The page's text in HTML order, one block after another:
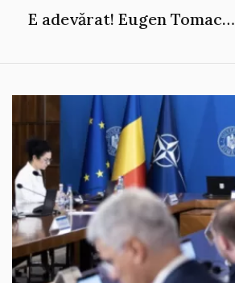
E adevărat! Eugen Tomac…